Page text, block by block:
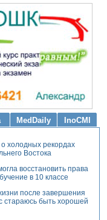
MedDaily InoCMI
о холодных рекордах
Востока
восстановить права
в 10 классе
после завершения
стараюсь быть хорошей